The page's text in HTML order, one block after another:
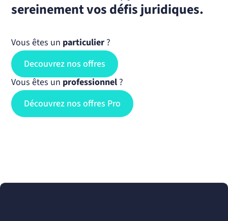
sereinement vos défis juridiques.
Vous êtes un particulier ?
Decouvrez nos offres
Vous êtes un professionnel ?
Découvrez nos offres Pro